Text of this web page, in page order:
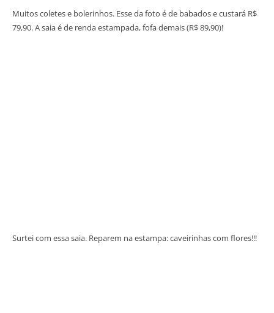
Muitos coletes e bolerinhos. Esse da foto é de babados e custará R$
79,90. A saia é de renda estampada, fofa demais (R$ 89,90)!
Surtei com essa saia. Reparem na estampa: caveirinhas com flores!!!